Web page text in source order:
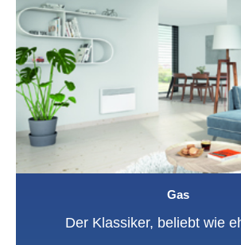
Gas
Der Klassiker, beliebt wie